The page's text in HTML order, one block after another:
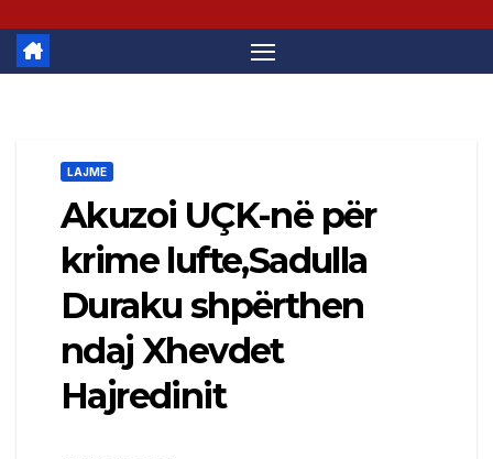
LAJME
Akuzoi UÇK-në për
krime lufte,Sadulla
Duraku shpërthen
ndaj Xhevdet
Hajredinit